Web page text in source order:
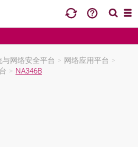
网络安全平台 > 网络应用平台 >
> NA346B